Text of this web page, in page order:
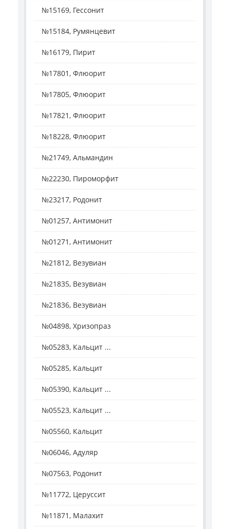
№15169, Гессонит
№15184, Румянцевит
№16179, Пирит
№17801, Флюорит
№17805, Флюорит
№17821, Флюорит
№18228, Флюорит
№21749, Альмандин
№22230, Пироморфит
№23217, Родонит
№01257, Антимонит
№01271, Антимонит
№21812, Везувиан
№21835, Везувиан
№21836, Везувиан
№04898, Хризопраз
№05283, Кальцит ...
№05285, Кальцит
№05390, Кальцит ...
№05523, Кальцит ...
№05560, Кальцит
№06046, Адуляр
№07563, Родонит
№11772, Церуссит
№11871, Малахит